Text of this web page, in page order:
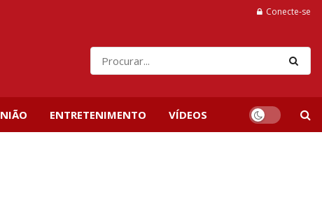
Conecte-se
ENTRETENIMENTO VÍDEOS